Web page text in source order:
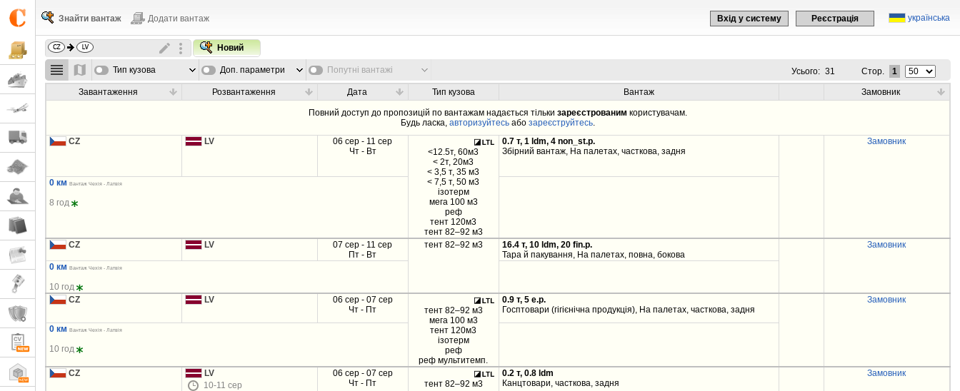
українська
Вхід у систему Реєстрація
Знайти вантаж Додати вантаж
Новий
Тип кузова Доп. параметри Попутні вантажі Усього: 31 Стор. 1
Завантаження Розвантаження Дата Тип кузова Вантаж Замовник
Повний доступ до пропозицій по вантажам надається тільки зареєстрованим користувачам.
Будь ласка, авторизуйтесьабо зареєструйтесь.
CZ
LV
06 сер - 11 сер
Чт - Вт
<12.5т, 60м3
< 2т, 20м3
< 3,5 т, 35 м3
< 7,5 т, 50 м3
ізотерм
мега 100 м3
реф
тент 120м3
тент 82–92 м3
0.7 т, 1 ldm, 4 non_st.p.
Збірний вантаж, На палетах, часткова, задня
Замовник
0 км Вантаж Чехія - Латвія
8 год
CZ LV
07 сер - 11 сер
Пт - Вт
тент 82–92 м3
16.4 т, 10 ldm, 20 fin.p.
Тара й пакування, На палетах, повна, бокова
Замовник
0 км Вантаж Чехія - Латвія
10 год
CZ
LV
06 сер - 07 сер
Чт - Пт
тент 82–92 м3
мега 100 м3
тент 120м3
ізотерм
реф
реф мультитемп.
0.9 т, 5 e.p.
Госптовари (гігієнічна продукція), На палетах, часткова, задня
Замовник
0 км Вантаж Чехія - Латвія
10 год
CZ
LV
10-11 сер
06 сер - 07 сер
Чт - Пт
тент 82–92 м3
0.2 т, 0.8 ldm
Канцтовари, часткова, задня
Замовник